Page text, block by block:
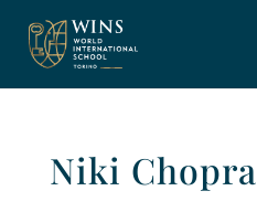
Niki Chopra